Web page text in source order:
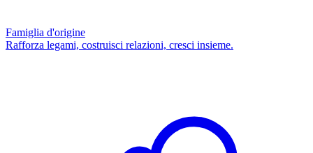
Famiglia d'origine
Rafforza legami, costruisci relazioni, cresci insieme.